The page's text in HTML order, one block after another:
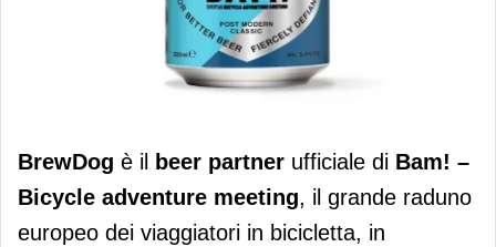
BrewDog è beer partner ufficiale di
BrewDog è il beer partner ufficiale di Bam! –
Bicycle adventure meeting, il grande raduno
europeo dei viaggiatori in bicicletta, in